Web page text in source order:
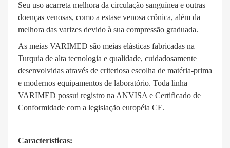
Seu uso acarreta melhora da circulação sanguínea e outras
doenças venosas, como a estase venosa crônica, além da
melhora das varizes devido à sua compressão graduada.
As meias VARIMED são meias elásticas fabricadas na
Turquia de alta tecnologia e qualidade, cuidadosamente
desenvolvidas através de criteriosa escolha de matéria-prima
e modernos equipamentos de laboratório. Toda linha
VARIMED possui registro na ANVISA e Certificado de
Conformidade com a legislação européia CE.
Características: